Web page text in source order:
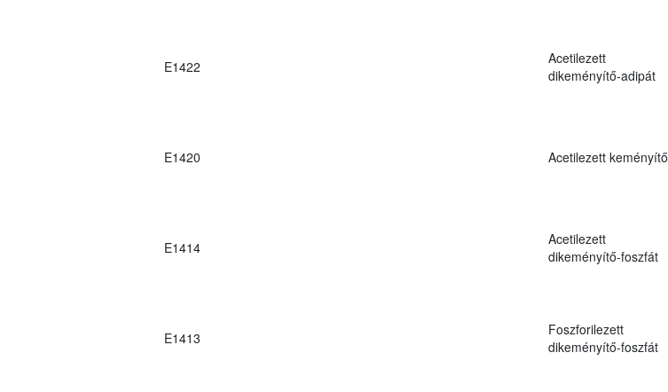
E1422
Acetilezett
dikeményítő-adipát
E1420 Acetilezett keményítő
E1414
Acetilezett
dikeményítő-foszfát
E1413
Foszforilezett
dikeményítő-foszfát